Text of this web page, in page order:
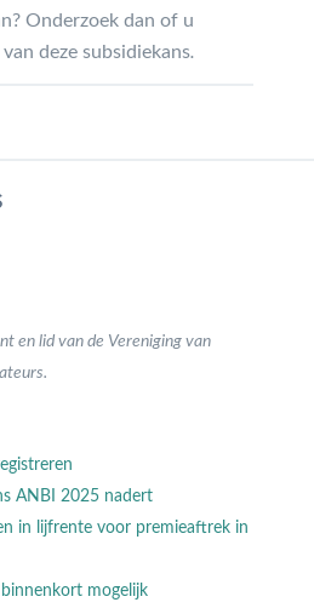
Onderzoek dan of u
deze subsidiekans.
en lid van de Vereniging van
ANBI 2025 nadert
in lijfrente voor premieaftrek in
mogelijk